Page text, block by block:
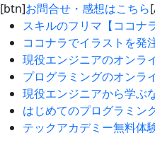
[btn]お問合せ・感想はこちら
スキルのフリマ【ココナラ
ココナラでイラストを発
現役エンジニアのオンラ
プログラミングのオンラ
現役エンジニアから学ぶ
はじめてのプログラミン
テックアカデミー無料体